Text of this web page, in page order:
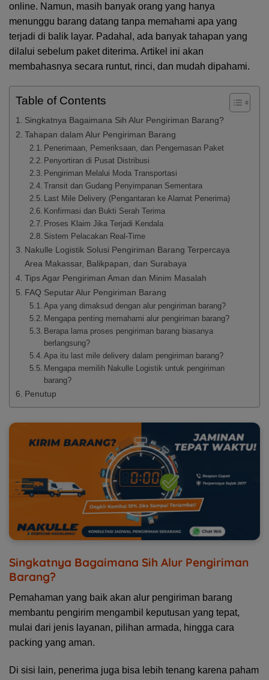
online. Namun, masih banyak orang yang hanya
menunggu barang datang tanpa memahami apa yang
terjadi di balik layar. Padahal, ada banyak tahapan yang
dilalui sebelum paket diterima. Artikel ini akan
membahasnya secara runtut, rinci, dan mudah dipahami.
Table of Contents
Singkatnya Bagaimana Sih Alur Pengiriman Barang?
Tahapan dalam Alur Pengiriman Barang
Penerimaan, Pemeriksaan, dan Pengemasan Paket
Penyortiran di Pusat Distribusi
Pengiriman Melalui Moda Transportasi
Transit dan Gudang Penyimpanan Sementara
Last Mile Delivery (Pengantaran ke Alamat Penerima)
Konfirmasi dan Bukti Serah Terima
Proses Klaim Jika Terjadi Kendala
Sistem Pelacakan Real-Time
Nakulle Logistik Solusi Pengiriman Barang Terpercaya
Area Makassar, Balikpapan, dan Surabaya
Tips Agar Pengiriman Aman dan Minim Masalah
FAQ Seputar Alur Pengiriman Barang
Apa yang dimaksud dengan alur pengiriman barang?
Mengapa penting memahami alur pengiriman barang?
Berapa lama proses pengiriman barang biasanya
berlangsung?
Apa itu last mile delivery dalam pengiriman barang?
Mengapa memilih Nakulle Logistik untuk pengiriman
barang?
Penutup
Singkatnya Bagaimana Sih Alur Pengiriman
Barang?
Pemahaman yang baik akan alur pengiriman barang
membantu pengirim mengambil keputusan yang tepat,
mulai dari jenis layanan, pilihan armada, hingga cara
packing yang aman.
Di sisi lain, penerima juga bisa lebih tenang karena paham